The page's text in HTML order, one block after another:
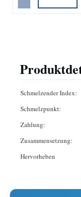
Schmelzender Index:
Schmelzpunkt:
Zahlung:
Zusammensetzung:
Hervorheben